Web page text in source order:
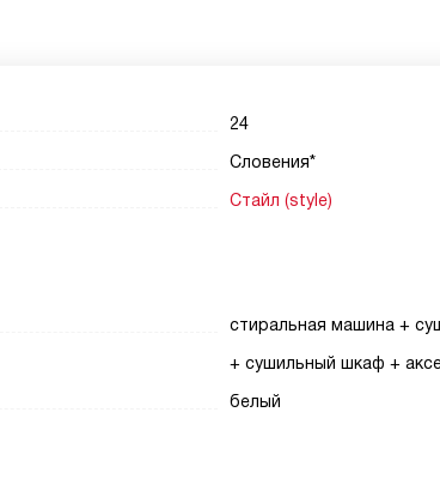
24
Словения*
Стайл (style)
стиральная машина +
+ сушильный шкаф +
белый